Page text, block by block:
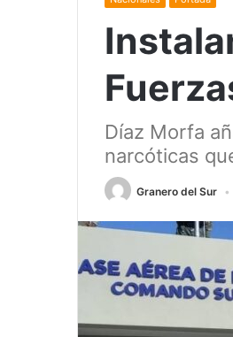
Díaz Morfa
narcóticas
Granero del Sur